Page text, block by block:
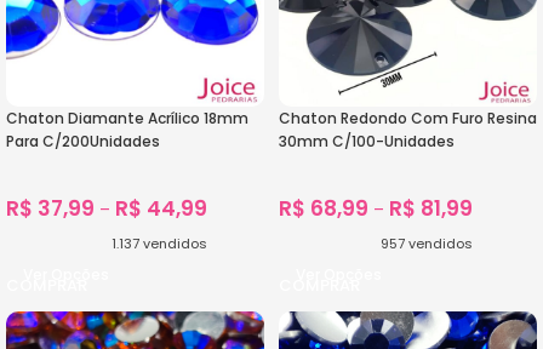
Chaton Diamante Acrílico 18mm
Para C/200Unidades
R$ 37,99 – R$ 44,99
1.137vendidos
Chaton Redondo Com Furo Resina
30mm C/100-Unidades
R$ 68,99 – R$ 81,99
957vendidos